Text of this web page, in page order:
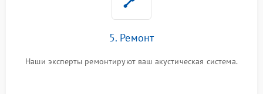
5. Ремонт
Наши эксперты ремонтируют ваш акустическая система.